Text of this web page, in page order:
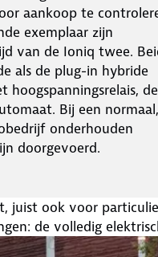
aankoop te
exemplaar zijn
van de Ioniq twee.
als de plug-in hybride
hoogspanningsrelais, de
Bij een normaal,
onderhouden
doorgevoerd.
juist ook voor
de volledig